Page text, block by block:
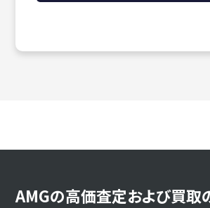
AMGの高価査定および買取の